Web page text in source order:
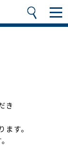
き
す。